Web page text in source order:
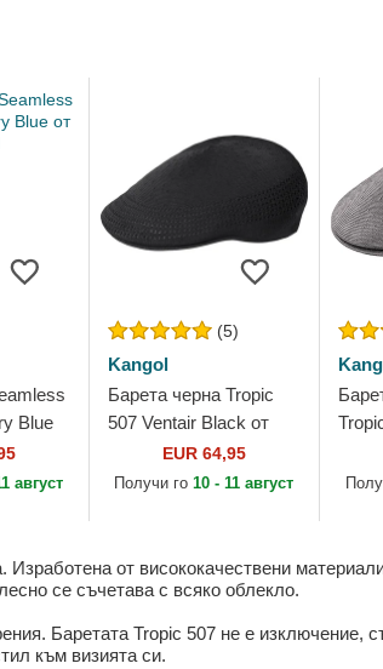
Blue
август
(5)
Kangol
Барета черна Tropic
507 Ventair Black от
EUR 64,95
Получи го10 - 11 август
от висококачествени
се съчетава с всяко облекло.
Баретата Tropic 507 не е изключение,
към визията си.